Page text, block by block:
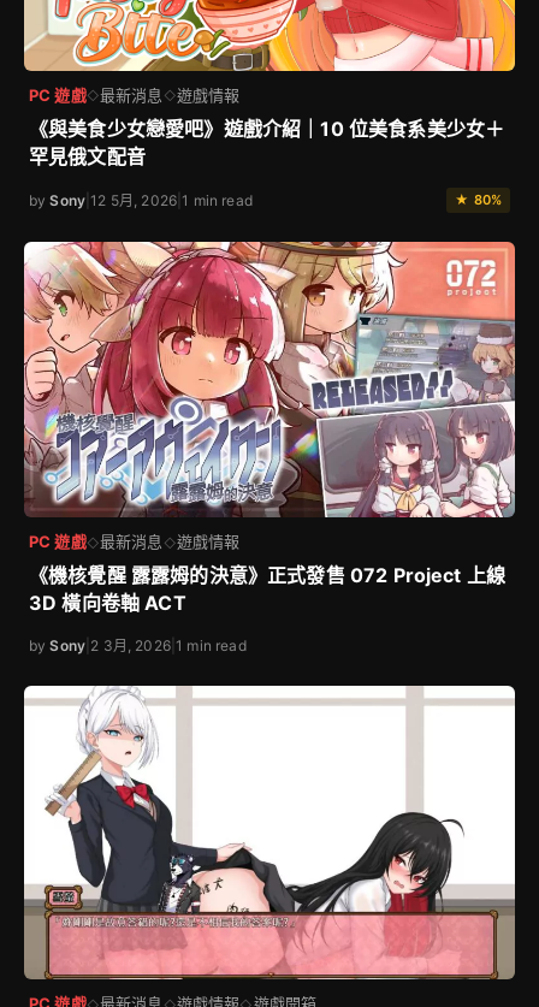
PC 遊戲◇最新消息 ◇遊戲情報
《與美食少女戀愛吧》遊戲介紹｜10 位美食系美少女＋
罕見俄文配音
bySony |12 5月, 2026 |1 min read ★ 80%
PC 遊戲◇最新消息 ◇遊戲情報
《機核覺醒 露露姆的決意》正式發售 072 Project 上線
3D 橫向卷軸 ACT
bySony 2 3月, 2026|1 min read
◇ ◇ ◇